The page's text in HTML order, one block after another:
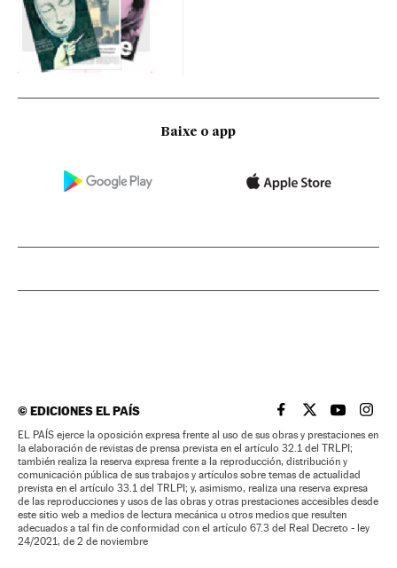
Baixe o app
©EDICIONES EL PAÍS EL PAÍS BRASIL EN
EL PAÍSEL PAÍS
EL
EL PAÍS ejerce la oposición expresa frente al uso de sus obras y prestaciones en
la elaboración de revistas de prensa prevista en el artículo 32.1 del TRLPI;
también realiza la reserva expresa frente a la reproducción, distribución y
comunicación pública de sus trabajos y artículos sobre temas de actualidad
prevista en el artículo 33.1 del TRLPI; y, asimismo, realiza una reserva expresa
de las reproducciones y usos de las obras y otras prestaciones accesibles desde
este sitio web a medios de lectura mecánica u otros medios que resulten
adecuados a tal fin de conformidad con el artículo 67.3 del Real Decreto - ley
24/2021, de 2 de noviembre